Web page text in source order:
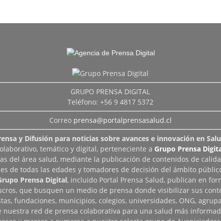
GRUPO PRENSA DIGITAL
Teléfono: +56 9 4817 5372
Correo prensa@portalprensasalud.cl
y Difusión para noticias sobre avances e innovación en
temático y digital, perteneciente a Grupo Prensa
del área salud, mediante la publicación de contenidos de
de todas las edades y tomadores de decisión del ámbito
Prensa Digital, incluido Portal Prensa Salud, publican en
que busquen un medio de prensa donde visibilizar sus
fundaciones, municipios, colegios, universidades, ONG,
red de prensa colaborativa para una salud más